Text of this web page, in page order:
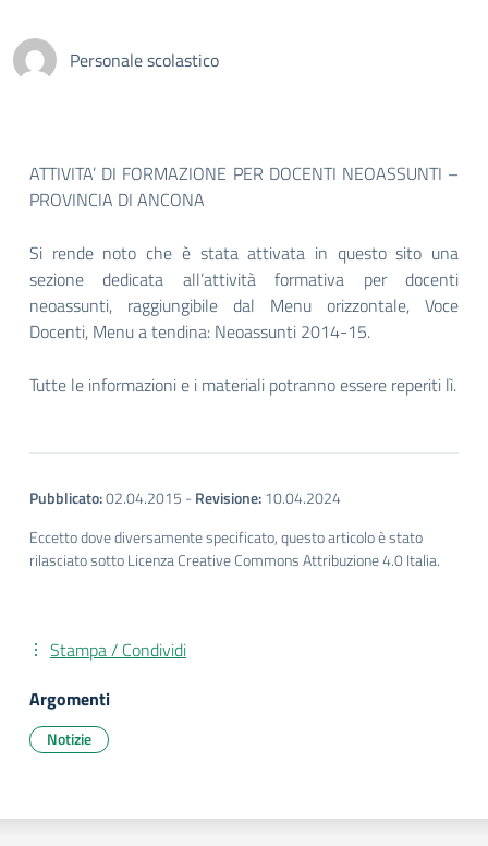
Personale scolastico
ATTIVITA’ DI FORMAZIONE PER DOCENTI NEOASSUNTI –
PROVINCIA DI ANCONA
Si rende noto che è stata attivata in questo sito una
sezione dedicata all’attività formativa per docenti
neoassunti, raggiungibile dal Menu orizzontale, Voce
Docenti, Menu a tendina: Neoassunti 2014-15.
Tutte le informazioni e i materiali potranno essere reperiti lì.
Pubblicato:02.04.2015 -Revisione:10.04.2024
Eccetto dove diversamente specificato, questo articolo è stato
rilasciato sotto Licenza Creative Commons Attribuzione 4.0 Italia.
Stampa / Condividi
Argomenti
Notizie